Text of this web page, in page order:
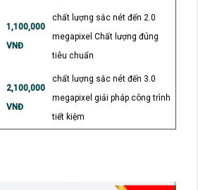
1,100,000
VNĐ
chất lượng sắc nét đến 2.0
megapixel Chất lượng đúng
tiêu chuẩn
2,100,000
VNĐ
chất lượng sắc nét đến 3.0
megapixel giải pháp công trình
tiết kiệm